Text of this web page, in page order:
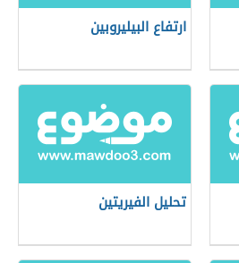
ارتفاع البيليروبين
تحليل الفيريتين